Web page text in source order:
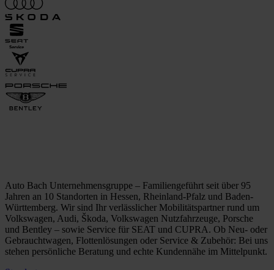
Auto Bach Unternehmensgruppe – Familiengeführt seit über 95
Jahren an 10 Standorten in Hessen, Rheinland-Pfalz und Baden-
Württemberg. Wir sind Ihr verlässlicher Mobilitätspartner rund um
Volkswagen, Audi, Škoda, Volkswagen Nutzfahrzeuge, Porsche
und Bentley – sowie Service für SEAT und CUPRA. Ob Neu- oder
Gebrauchtwagen, Flottenlösungen oder Service & Zubehör: Bei uns
stehen persönliche Beratung und echte Kundennähe im Mittelpunkt.